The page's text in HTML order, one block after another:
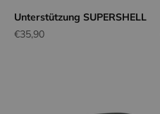
Unterstützung SUPERSHELL
Angebot
€35,90